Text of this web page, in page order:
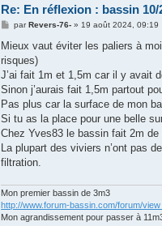
Re: En réflexion : bassin 10/
M
s
a
g
parRevers-76- » 19 août 2024, 09:19
Mieux vaut éviter les paliers à
risques)
J’ai fait 1m et 1,5m car il y avait
Sinon j’aurais fait 1,5m partout
Pas plus car la surface de mon
Si tu as la place pour une belle
Chez Yves83 le bassin fait 2m
La plupart des viviers n’ont pas
filtration.
Mon premier bassin de 3m3
http://www.forum-bassin.com/forum/
Mon agrandissement pour passer à